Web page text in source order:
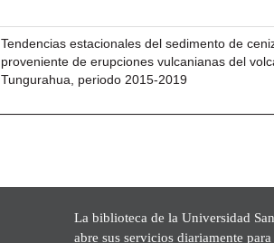
Tendencias estacionales del sedimento de
proveniente de erupciones vulcanianas del
Tungurahua, periodo 2015-2019
La biblioteca de la Universidad
abre sus servicios diariamente